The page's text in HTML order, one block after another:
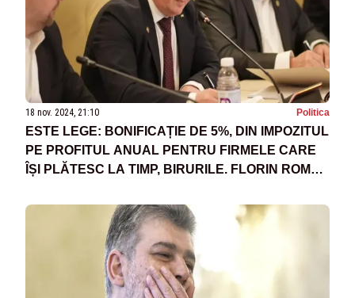
18 nov. 2024, 21:10 Politica
ESTE LEGE: BONIFICAȚIE DE 5%, DIN IMPOZITUL
PE PROFITUL ANUAL PENTRU FIRMELE CARE
ÎȘI PLĂTESC LA TIMP, BIRURILE. FLORIN ROMAN
PRESIUNE”